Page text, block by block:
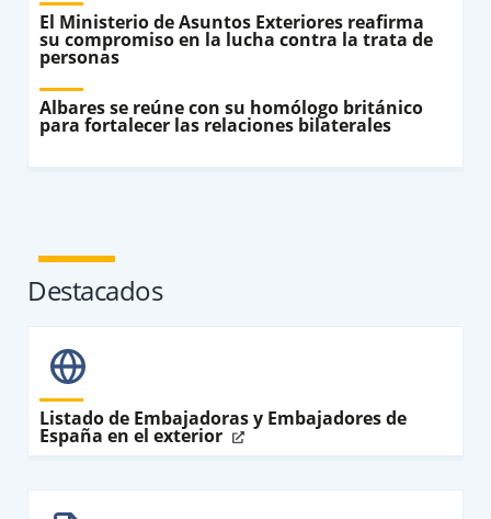
El Ministerio de Asuntos Exteriores reafirma
su compromiso en la lucha contra la trata de
personas
Albares se reúne con su homólogo británico
para fortalecer las relaciones bilaterales
Destacados
Listado de Embajadoras y Embajadores de
España en el exterior